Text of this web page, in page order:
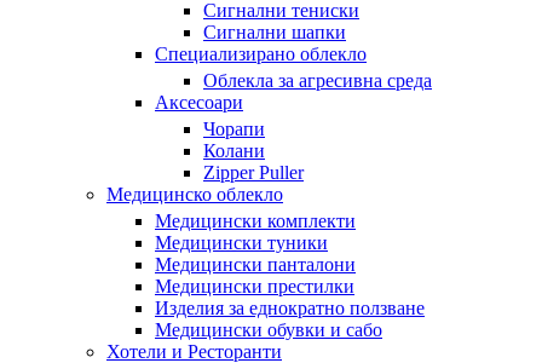
Сигнални тениски
Сигнални шапки
Специализирано облекло
Облекла за агресивна среда
Аксесоари
Чорапи
Колани
Zipper Puller
Медицинско облекло
Медицински комплекти
Медицински туники
Медицински панталони
Медицински престилки
Изделия за еднократно ползване
Медицински обувки и сабо
Хотели и Ресторанти